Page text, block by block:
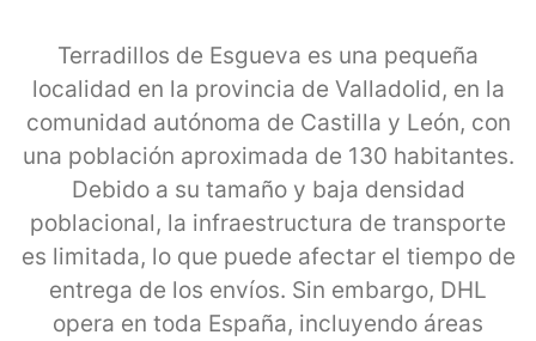
Terradillos de Esgueva es una pequeña
localidad en la provincia de Valladolid, en la
comunidad autónoma de Castilla y León, con
una población aproximada de 130 habitantes.
Debido a su tamaño y baja densidad
poblacional, la infraestructura de transporte
es limitada, lo que puede afectar el tiempo de
entrega de los envíos. Sin embargo, DHL
opera en toda España, incluyendo áreas